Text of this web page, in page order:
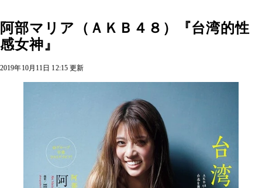
阿部マリア（ＡＫＢ４８）『台湾的性
感女神』
2019年10月11日 12:15 更新